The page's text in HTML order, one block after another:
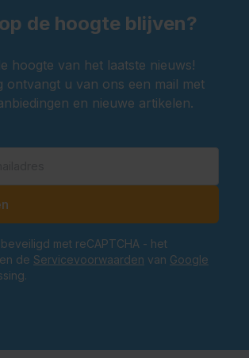
de hoogte blijven?
hoogte van het laatste nieuws!
ontvangt u van ons een mail met
en nieuwe artikelen.
met reCAPTCHA - het
en de Servicevoorwaarden van Google